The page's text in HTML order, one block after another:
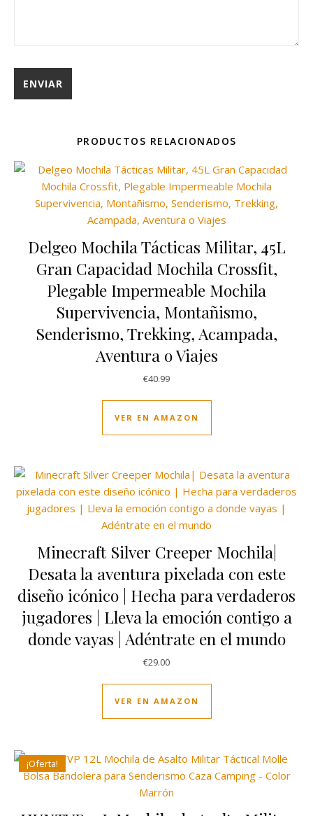
PRODUCTOS RELACIONADOS
Delgeo Mochila Tácticas Militar, 45L
Gran Capacidad Mochila Crossfit,
Plegable Impermeable Mochila
Supervivencia, Montañismo,
Senderismo, Trekking, Acampada,
Aventura o Viajes
€40.99
VER EN AMAZON
Minecraft Silver Creeper Mochila|
Desata la aventura pixelada con este
diseño icónico | Hecha para verdaderos
jugadores | Lleva la emoción contigo a
donde vayas | Adéntrate en el mundo
€29.00
VER EN AMAZON
¡Oferta!